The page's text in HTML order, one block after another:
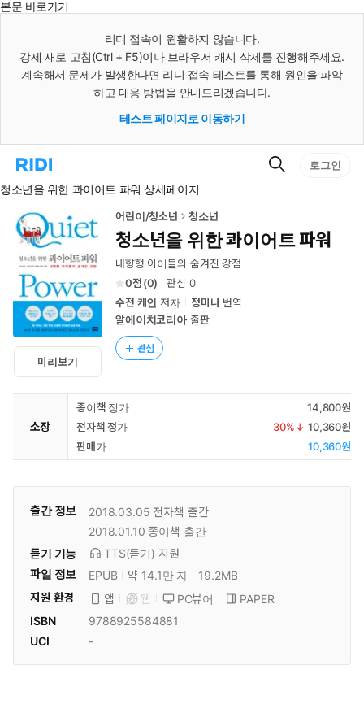
본문 바로가기
리디 접속이 원활하지 않습니다.
강제 새로 고침(Ctrl + F5)이나 브라우저 캐시 삭제를 진행해주세요.
계속해서 문제가 발생한다면 리디 접속 테스트를 통해 원인을 파악
하고 대응 방법을 안내드리겠습니다.
테스트 페이지로 이동하기
리
홈
로
이
동
검
로그인
청소년을 위한 콰이어트 파워 상세페이지
미리보기
어린이/청소년 청소년
청소년을 위한 콰이어트 파워
내향형 아이들의 숨겨진 강점
0
(0) 관심 0
수전 케인 저자 정미나번역
알에이치코리아출판
관심
소장
종이책 정가
14,800원
전자책 정가
30%↓ 10,360원
판매가
10,360원
출간 정보 2018.03.05 전자책 출간
2018.01.10 종이책 출간
듣기 기능
TTS(듣기) 지원
파일 정보
EPUB 약 14.1만 자
19.2MB
지원 환경
앱 웹 PC뷰어
PAPER
ISBN
9788925584881
UCI
-